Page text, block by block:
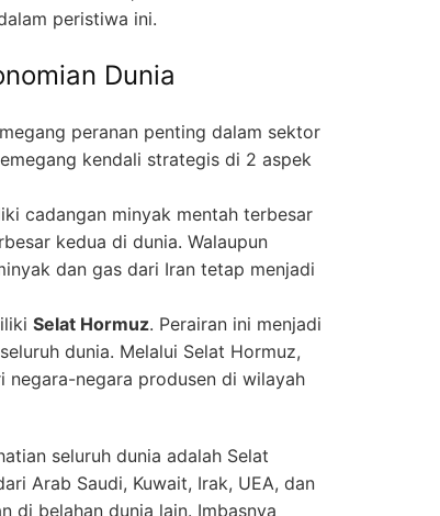
peristiwa ini.
Dunia
peranan penting dalam sektor
kendali strategis di 2 aspek
cadangan minyak mentah terbesar
kedua di dunia. Walaupun
dan gas dari Iran tetap menjadi
Selat Hormuz. Perairan ini menjadi
dunia. Melalui Selat Hormuz,
negara produsen di wilayah
seluruh dunia adalah Selat
Arab Saudi, Kuwait, Irak, UEA, dan
di belahan dunia lain. Imbasnya